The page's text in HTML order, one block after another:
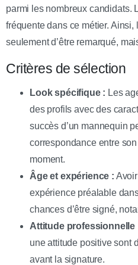
parmi les nombreux candidats.
fréquente dans ce métier. Ainsi,
seulement d’être remarqué,
Critères de sélection
Look spécifique : Les
des profils avec des
succès d’un mannequin
correspondance entre
moment.
Âge et expérience :
expérience préalable
chances d’être signé,
Attitude professionnelle
une attitude positive sont
avant la signature.